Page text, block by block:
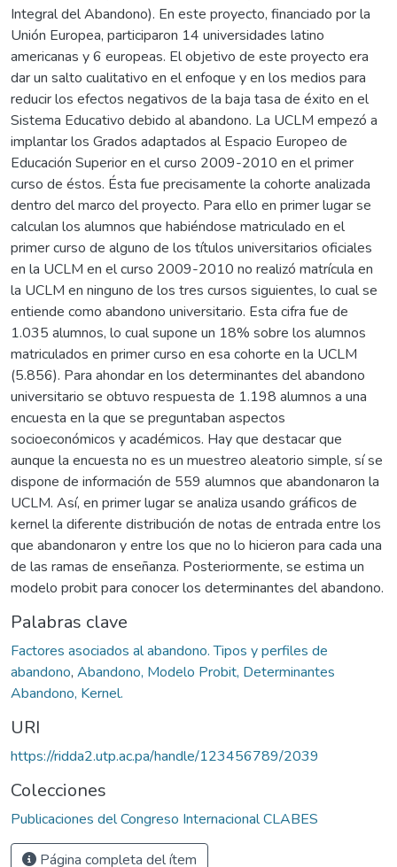
Integral del Abandono). En este proyecto, financiado por la
Unión Europea, participaron 14 universidades latino
americanas y 6 europeas. El objetivo de este proyecto era
dar un salto cualitativo en el enfoque y en los medios para
reducir los efectos negativos de la baja tasa de éxito en el
Sistema Educativo debido al abandono. La UCLM empezó a
implantar los Grados adaptados al Espacio Europeo de
Educación Superior en el curso 2009-2010 en el primer
curso de éstos. Ésta fue precisamente la cohorte analizada
dentro del marco del proyecto. Para ello en primer lugar se
calculan los alumnos que habiéndose matriculado en el
primer curso de alguno de los títulos universitarios oficiales
en la UCLM en el curso 2009-2010 no realizó matrícula en
la UCLM en ninguno de los tres cursos siguientes, lo cual se
entiende como abandono universitario. Esta cifra fue de
1.035 alumnos, lo cual supone un 18% sobre los alumnos
matriculados en primer curso en esa cohorte en la UCLM
(5.856). Para ahondar en los determinantes del abandono
universitario se obtuvo respuesta de 1.198 alumnos a una
encuesta en la que se preguntaban aspectos
socioeconómicos y académicos. Hay que destacar que
aunque la encuesta no es un muestreo aleatorio simple, sí se
dispone de información de 559 alumnos que abandonaron la
UCLM. Así, en primer lugar se analiza usando gráficos de
kernel la diferente distribución de notas de entrada entre los
que abandonaron y entre los que no lo hicieron para cada una
de las ramas de enseñanza. Posteriormente, se estima un
modelo probit para conocer los determinantes del abandono.
Palabras clave
Factores asociados al abandono. Tipos y perfiles de
abandono, Abandono, Modelo Probit, Determinantes
Abandono, Kernel.
URI
https://ridda2.utp.ac.pa/handle/123456789/2039
Colecciones
Publicaciones del Congreso Internacional CLABES
Página completa del ítem